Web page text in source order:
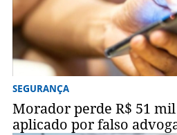
SEGURANÇA
Morador perde R$ 51
aplicado por falso